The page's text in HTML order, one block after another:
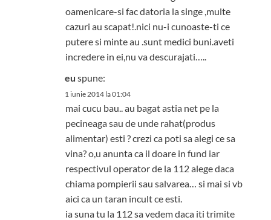
oamenicare-si fac datoria la singe ,multe
cazuri au scapat!.nici nu-i cunoaste-ti ce
putere si minte au .sunt medici buni.aveti
incredere in ei,nu va descurajati…..
eu spune:
1 iunie 2014 la 01:04
mai cucu bau.. au bagat astia net pe la
pecineaga sau de unde rahat(produs
alimentar) esti ? crezi ca poti sa alegi ce sa
vina? o,u anunta ca il doare in fund iar
respectivul operator de la 112 alege daca
chiama pompierii sau salvarea… si mai si vb
aici ca un taran incult ce esti.
ia suna tu la 112 sa vedem daca iti trimite